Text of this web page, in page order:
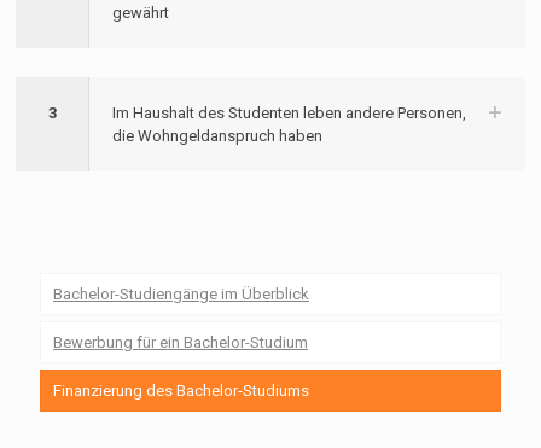
gewährt
3
Im Haushalt des Studenten leben andere Personen,
die Wohngeldanspruch haben
Bachelor-Studiengänge im Überblick
Bewerbung für ein Bachelor-Studium
Finanzierung des Bachelor-Studiums